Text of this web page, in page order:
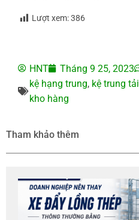
Lượt xem:386
HNT Tháng 9 25, 2023
kệ hạng trung, kệ trung tải
kho hàng
Tham khảo thêm